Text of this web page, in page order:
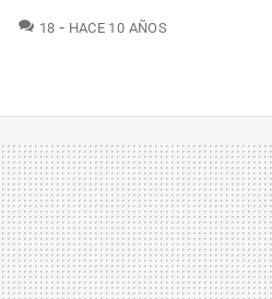
18 COMENTARIOS
HACE 10 AÑOS